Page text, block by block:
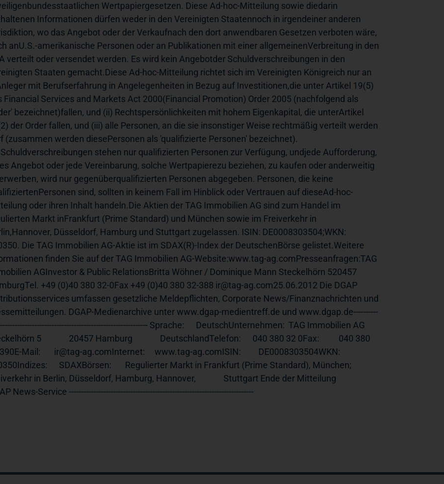
Wertpapiergesetzen. Diese Ad-hoc-Mitteilung sowie diedarin
Informationen dürfen weder in den Vereinigten Staatennoch in irgendeiner anderen
wo das Angebot oder der Verkaufnach den dort anwendbaren Gesetzen verboten wäre,
anU.S.-amerikanische Personen oder an Publikationen mit einer allgemeinenVerbreitung in den
verteilt oder versendet werden. Es wird kein Angebotder Schuldverschreibungen in den
Staaten gemacht.Diese Ad-hoc-Mitteilung richtet sich im Vereinigten Königreich nur an
mit Berufserfahrung in Angelegenheiten in Bezug auf Investitionen,die unter Artikel 19(5)
Financial Services and Markets Act 2000(Financial Promotion) Order 2005 (nachfolgend als
bezeichnet)fallen, und (ii) Rechtspersönlichkeiten mit hohem Eigenkapital, die unterArtikel
der Order fallen, und (iii) alle Personen, an die sie insonstiger Weise rechtmäßig verteilt werden
(zusammen werden diesePersonen als 'qualifizierte Personen' bezeichnet).
stehen nur qualifizierten Personen zur Verfügung, undjede Aufforderung,
Angebot oder jede Vereinbarung, solche Wertpapierezu beziehen, zu kaufen oder anderweitig
wird nur gegenüberqualifizierten Personen abgegeben. Personen, die keine
sind, sollten in keinem Fall im Hinblick oder Vertrauen auf dieseAd-hoc-
oder ihren Inhalt handeln.Die Aktien der TAG Immobilien AG sind zum Handel im
Markt inFrankfurt (Prime Standard) und München sowie im Freiverkehr in
Düsseldorf, Hamburg und Stuttgart zugelassen. ISIN: DE0008303504;WKN:
Die TAG Immobilien AG-Aktie ist im SDAX(R)-Index der DeutschenBörse gelistet.Weitere
finden Sie auf der TAG Immobilien AG-Website:www.tag-ag.comPresseanfragen:TAG
AGInvestor & Public RelationsBritta Wöhner / Dominique Mann Steckelhörn 520457
+49 (0)40 380 32-0Fax +49 (0)40 380 32-388 ir@tag-ag.com25.06.2012 Die DGAP
umfassen gesetzliche Meldepflichten, Corporate News/Finanznachrichten und
DGAP-Medienarchive unter www.dgap-medientreff.de und www.dgap.de----------
Sprache:      DeutschUnternehmen:  TAG Immobilien AG
5              20457 Hamburg              DeutschlandTelefon:      040 380 32 0Fax:          040 380
Mail:       ir@tag-ag.comInternet: www.tag-ag.comISIN:         DE0008303504WKN:
SDAXBörsen:       Regulierter Markt in Frankfurt (Prime Standard), München;
in Berlin, Düsseldorf, Hamburg, Hannover,              Stuttgart Ende der Mitteilung
News-Service ---------------------------------------------------------------------------